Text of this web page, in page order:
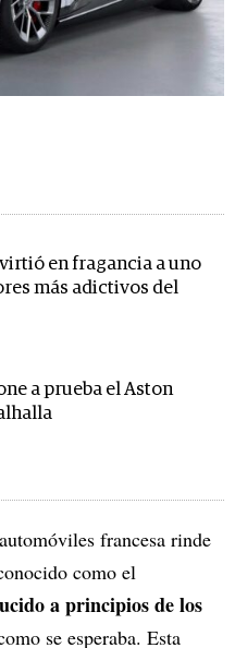
en fragancia a uno
más adictivos del
a prueba el Aston
francesa rinde
como el
a principios de los
se esperaba. Esta